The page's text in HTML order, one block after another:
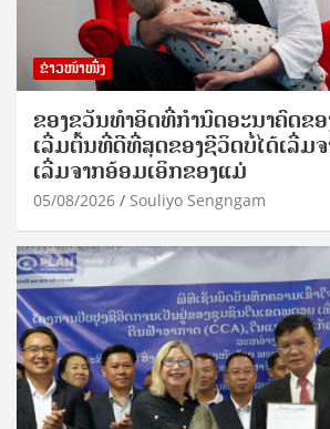
ຂ່າວໜ້າໜຶ່ງ
ຂອງຂວັນທໍາອິດທີ່ກໍານົດອະນາຄົດຂ
ເລີ່ມຕົ້ນທີ່ດີທີ່ສຸດຂອງຊີວິດບໍ່ໄດ້ເລີ່ມ
ເລີ່ມຈາກອ້ອມເອິກຂອງແມ່
05/08/2026 Souliyo Sengngam